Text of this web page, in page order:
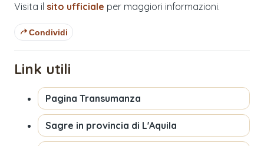
Visita il sito ufficiale per maggiori informazioni.
Condividi
Link utili
Pagina Transumanza
Sagre in provincia di L'Aquila